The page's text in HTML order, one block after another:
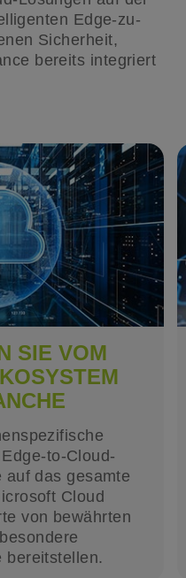
Edge-zu-
Sicherheit,
bereits integriert
SIE VOM
D
to-Cloud-
auf das gesamte
Cloud
von bewährten
bereitstellen.